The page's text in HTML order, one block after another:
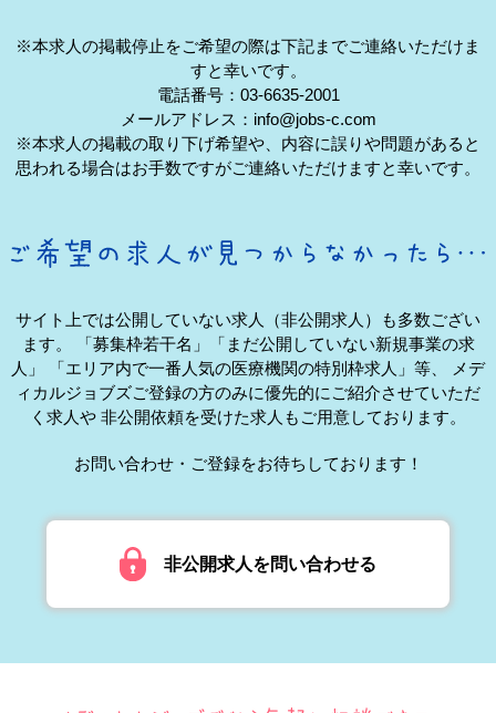
※本求人の掲載停止をご希望の際は下記までご連絡いただけま
すと幸いです。
電話番号：03-6635-2001
メールアドレス：info@jobs-c.com
※本求人の掲載の取り下げ希望や、内容に誤りや問題があると
思われる場合はお手数ですがご連絡いただけますと幸いです。
サイト上では公開していない求人（非公開求人）も多数ござい
ます。
「募集枠若干名」「まだ公開していない新規事業の求
人」
「エリア内で一番人気の医療機関の特別枠求人」等、
メデ
ィカルジョブズご登録の方のみに優先的にご紹介させていただ
く求人や 非公開依頼を受けた求人もご用意しております。
お問い合わせ・ご登録をお待ちしております！
非公開求人を問い合わせる